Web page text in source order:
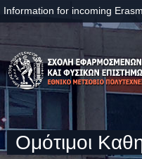
Information for incoming
Ομότιμοι